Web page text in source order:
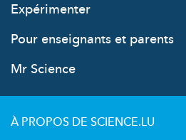
Expérimenter
Pour enseignants et parents
Mr Science
À PROPOS DE SCIENCE.LU